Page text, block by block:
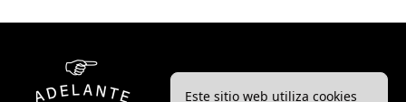
Este sitio web utiliza cookies